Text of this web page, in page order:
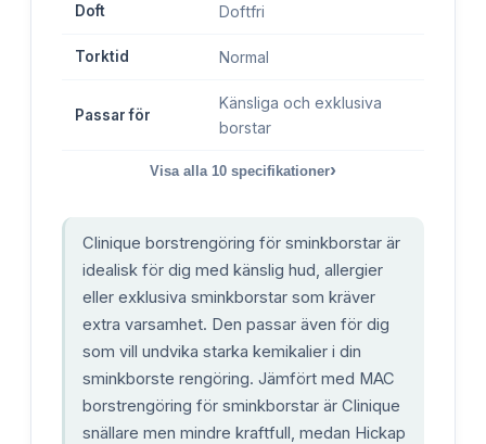
Doft Doftfri
Torktid Normal
Passar för
Känsliga och exklusiva
borstar
Visa alla 10 specifikationer›
Clinique borstrengöring för sminkborstar är
idealisk för dig med känslig hud, allergier
eller exklusiva sminkborstar som kräver
extra varsamhet. Den passar även för dig
som vill undvika starka kemikalier i din
sminkborste rengöring. Jämfört med MAC
borstrengöring för sminkborstar är Clinique
snällare men mindre kraftfull, medan Hickap